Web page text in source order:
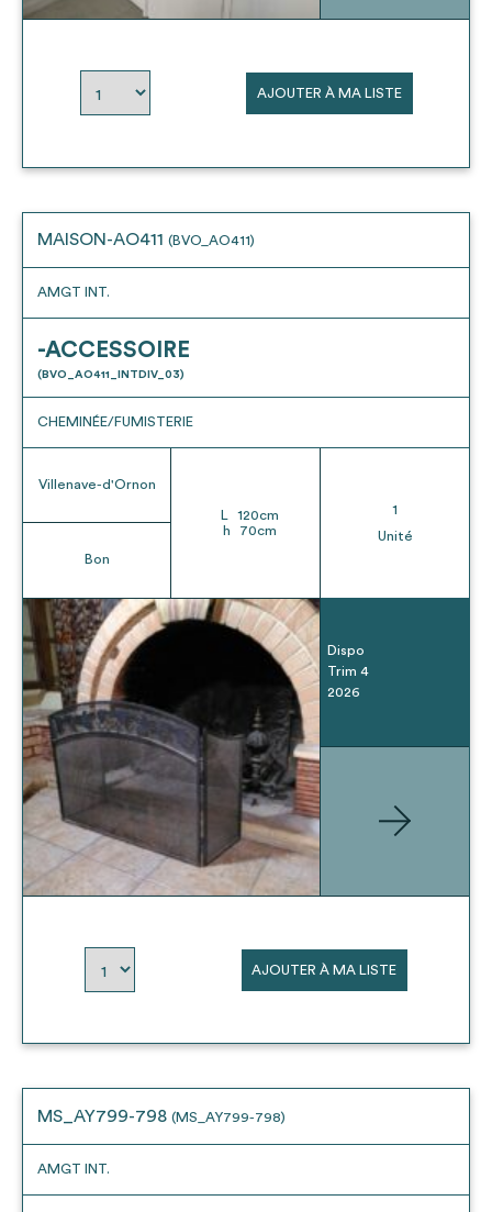
AJOUTER À MA LISTE
MAISON-AO411 (BVO_AO411)
AMGT INT.
-ACCESSOIRE
(BVO_AO411_INTDIV_03)
CHEMINÉE/FUMISTERIE
Villenave-d'Ornon
Bon
L 120cm
h
70cm
1
Unité
Dispo
Trim 4
2026
AJOUTER À MA LISTE
MS_AY799-798 (MS_AY799-798)
AMGT INT.